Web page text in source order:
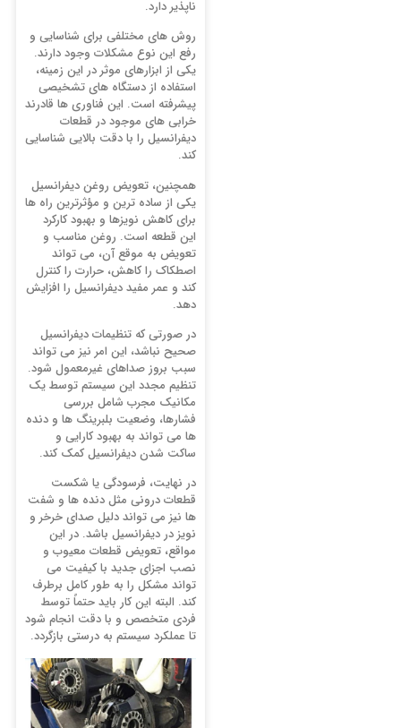
روش های مختلفی برای شناسایی و
رفع این نوع مشکلات وجود دارند.
یکی از ابزارهای موثر در این زمینه،
استفاده از دستگاه های تشخیصی
پیشرفته است. این فناوری ها قادرند
خرابی های موجود در قطعات
دیفرانسیل را با دقت بالایی شناسایی
همچنین، تعویض روغن دیفرانسیل
یکی از ساده ترین و مؤثرترین راه ها
برای کاهش نویزها و بهبود کارکرد
این قطعه است. روغن مناسب و
تعویض به موقع آن، می تواند
اصطکاک را کاهش، حرارت را کنترل
کند و عمر مفید دیفرانسیل را افزایش
در صورتی که تنظیمات دیفرانسیل
صحیح نباشد، این امر نیز می تواند
سبب بروز صداهای غیرمعمول شود.
تنظیم مجدد این سیستم توسط یک
مکانیک مجرب شامل بررسی
فشارها، وضعیت بلبرینگ ها و دنده
ها می تواند به بهبود کارایی و
ساکت شدن دیفرانسیل کمک کند.
در نهایت، فرسودگی یا شکست
قطعات درونی مثل دنده ها و شفت
ها نیز می تواند دلیل صدای خرخر و
نویز در دیفرانسیل باشد. در این
مواقع، تعویض قطعات معیوب و
نصب اجزای جدید با کیفیت می
تواند مشکل را به طور کامل برطرف
کند. البته این کار باید حتماً توسط
فردی متخصص و با دقت انجام شود
تا عملکرد سیستم به درستی بازگردد.